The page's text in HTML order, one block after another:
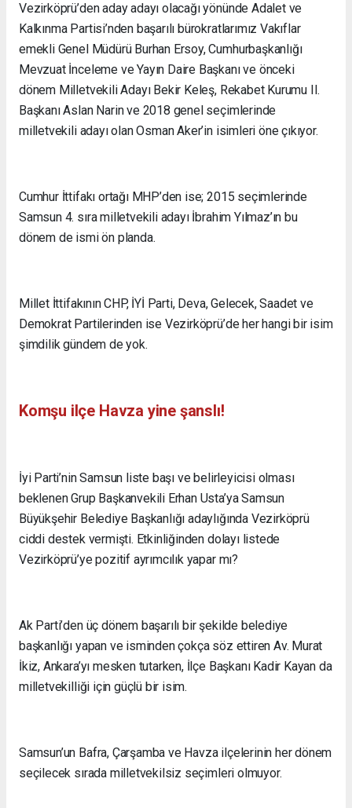
Vezirköprü’den aday adayı olacağı yönünde Adalet ve
Kalkınma Partisi’nden başarılı bürokratlarımız Vakıflar
emekli Genel Müdürü Burhan Ersoy, Cumhurbaşkanlığı
Mevzuat İnceleme ve Yayın Daire Başkanı ve önceki
dönem Milletvekili Adayı Bekir Keleş, Rekabet Kurumu II.
Başkanı Aslan Narin ve 2018 genel seçimlerinde
milletvekili adayı olan Osman Aker’in isimleri öne çıkıyor.
Cumhur İttifakı ortağı MHP’den ise; 2015 seçimlerinde
Samsun 4. sıra milletvekili adayı İbrahim Yılmaz’ın bu
dönem de ismi ön planda.
Millet İttifakının CHP, İYİ Parti, Deva, Gelecek, Saadet ve
Demokrat Partilerinden ise Vezirköprü’de her hangi bir isim
şimdilik gündem de yok.
Komşu ilçe Havza yine şanslı!
İyi Parti’nin Samsun liste başı ve belirleyicisi olması
beklenen Grup Başkanvekili Erhan Usta’ya Samsun
Büyükşehir Belediye Başkanlığı adaylığında Vezirköprü
ciddi destek vermişti. Etkinliğinden dolayı listede
Vezirköprü’ye pozitif ayrımcılık yapar mı?
Ak Parti’den üç dönem başarılı bir şekilde belediye
başkanlığı yapan ve isminden çokça söz ettiren Av. Murat
İkiz, Ankara’yı mesken tutarken, İlçe Başkanı Kadir Kayan da
milletvekilliği için güçlü bir isim.
Samsun’un Bafra, Çarşamba ve Havza ilçelerinin her dönem
seçilecek sırada milletvekilsiz seçimleri olmuyor.